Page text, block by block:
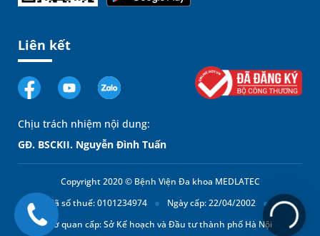
Liên kết
Chịu trách nhiệm nội dung:
GĐ. BSCKII. Nguyễn Đình Tuấn
Copyright 2020 © Bệnh Viện Đa khoa MEDLATEC
Mã số thuế: 0101234974
Ngày cấp: 22/04/2002
Cơ quan cấp: Sở Kế hoạch và Đầu tư thành phố Hà Nội